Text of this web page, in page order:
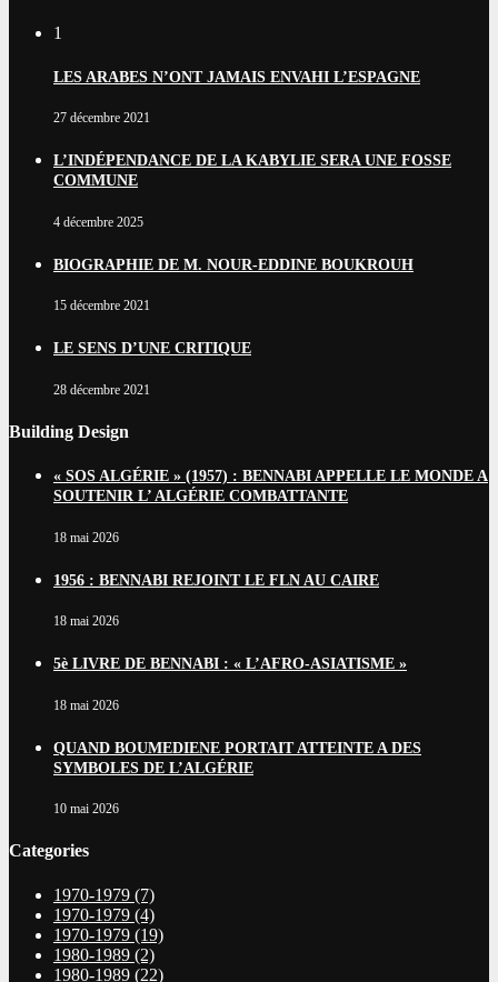
1
LES ARABES N’ONT JAMAIS ENVAHI L’ESPAGNE
27 décembre 2021
L’INDÉPENDANCE DE LA KABYLIE SERA UNE FOSSE
COMMUNE
4 décembre 2025
BIOGRAPHIE DE M. NOUR-EDDINE BOUKROUH
15 décembre 2021
LE SENS D’UNE CRITIQUE
28 décembre 2021
Building Design
« SOS ALGÉRIE » (1957) : BENNABI APPELLE LE MONDE A
SOUTENIR L’ ALGÉRIE COMBATTANTE
18 mai 2026
1956 : BENNABI REJOINT LE FLN AU CAIRE
18 mai 2026
5è LIVRE DE BENNABI : « L’AFRO-ASIATISME »
18 mai 2026
QUAND BOUMEDIENE PORTAIT ATTEINTE A DES
SYMBOLES DE L’ALGÉRIE
10 mai 2026
Categories
1970-1979 (7)
1970-1979 (4)
1970-1979 (19)
1980-1989 (2)
1980-1989 (22)